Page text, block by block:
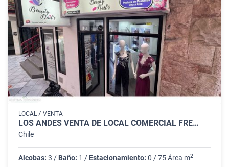
LOCAL / VENTA
LOS ANDES VENTA DE LOCAL COMERCIAL FRE…
Chile
Alcobas: 3 / Baño: 1 / Estacionamiento: 0 / 75 Área m2